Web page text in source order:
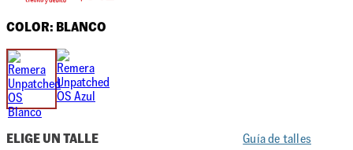
COLOR: BLANCO
ELIGE UN TALLE Guía de talles